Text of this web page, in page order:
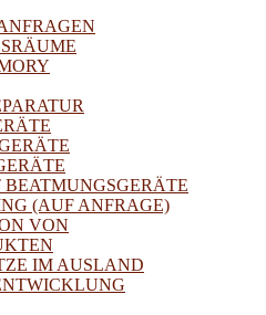
(AUF ANFRAGE)
VON
IM AUSLAND